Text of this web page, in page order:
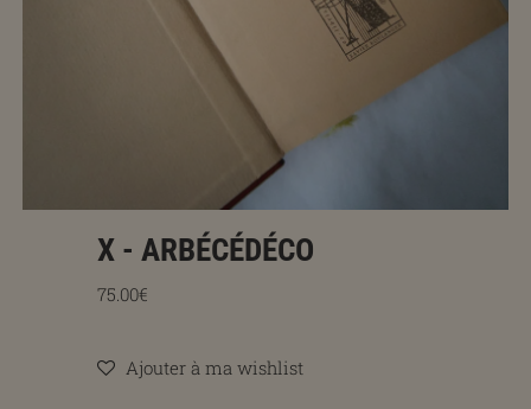
X - ARBÉCÉDÉCO
Prix régulier
75.00€
Ajouter à ma wishlist